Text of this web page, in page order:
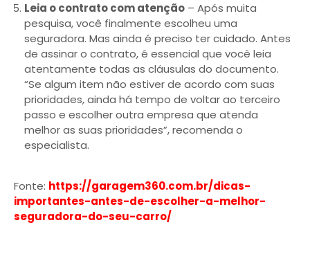
Leia o contrato com atenção – Após muita
pesquisa, você finalmente escolheu uma
seguradora. Mas ainda é preciso ter cuidado. Antes
de assinar o contrato, é essencial que você leia
atentamente todas as cláusulas do documento.
“Se algum item não estiver de acordo com suas
prioridades, ainda há tempo de voltar ao terceiro
passo e escolher outra empresa que atenda
melhor as suas prioridades”, recomenda o
especialista.
Fonte: https://garagem360.com.br/dicas-
importantes-antes-de-escolher-a-melhor-
seguradora-do-seu-carro/